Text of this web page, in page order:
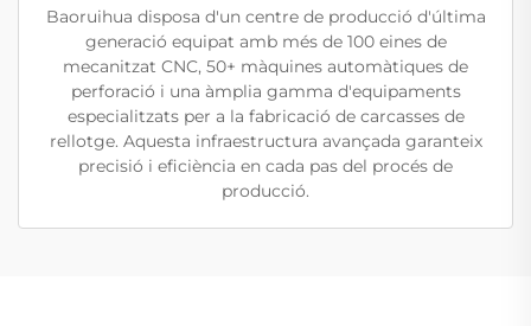
Baoruihua disposa d'un centre de producció d'última
generació equipat amb més de 100 eines de
mecanitzat CNC, 50+ màquines automàtiques de
perforació i una àmplia gamma d'equipaments
especialitzats per a la fabricació de carcasses de
rellotge. Aquesta infraestructura avançada garanteix
precisió i eficiència en cada pas del procés de
producció.